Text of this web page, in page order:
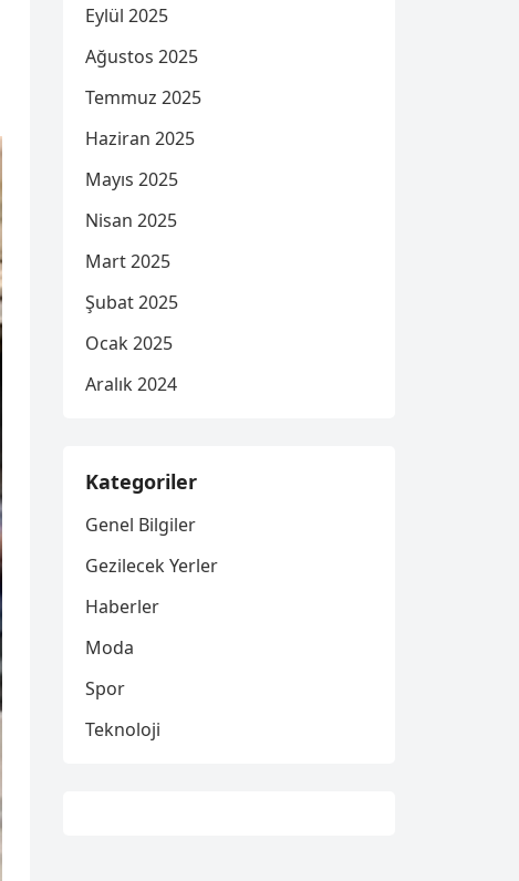
Eylül 2025
Ağustos 2025
Temmuz 2025
Haziran 2025
Mayıs 2025
Nisan 2025
Mart 2025
Şubat 2025
Ocak 2025
Aralık 2024
Kategoriler
Genel Bilgiler
Gezilecek Yerler
Haberler
Moda
Spor
Teknoloji